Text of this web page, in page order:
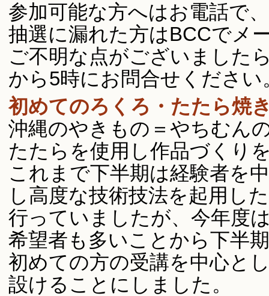
参加可能な方へはお電話で
抽選に漏れた方はBCCでメ
ご不明な点がございました
から5時にお問合せください
初めてのろくろ・たたら焼
沖縄のやきもの＝やちむん
たたらを使用し作品づくり
これまで下半期は経験者を
し高度な技術技法を起用し
行っていましたが、今年度
希望者も多いことから下半
初めての方の受講を中心と
設けることにしました。